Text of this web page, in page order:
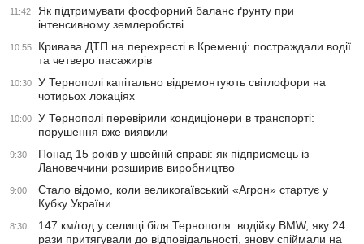
11:42
Як підтримувати фосфорний баланс ґрунту при
інтенсивному землеробстві
10:55
Кривава ДТП на перехресті в Кременці: постраждали водії
та четверо пасажирів
10:30
У Тернополі капітально відремонтують світлофори на
чотирьох локаціях
10:00
У Тернополі перевірили кондиціонери в транспорті:
порушення вже виявили
9:30
Понад 15 років у швейній справі: як підприємець із
Лановеччини розширив виробництво
9:00
Стало відомо, коли великогаївський «Агрон» стартує у
Кубку України
8:30
147 км/год у селищі біля Тернополя: водійку BMW, яку 24
рази притягували до відповідальності, знову спіймали на